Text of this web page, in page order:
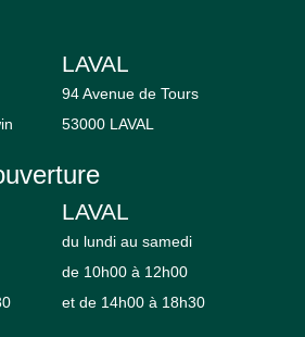
LAVAL
94 Avenue de Tours
53000 LAVAL
LAVAL
du lundi au samedi
de 10h00 à 12h00
et de 14h00 à 18h30